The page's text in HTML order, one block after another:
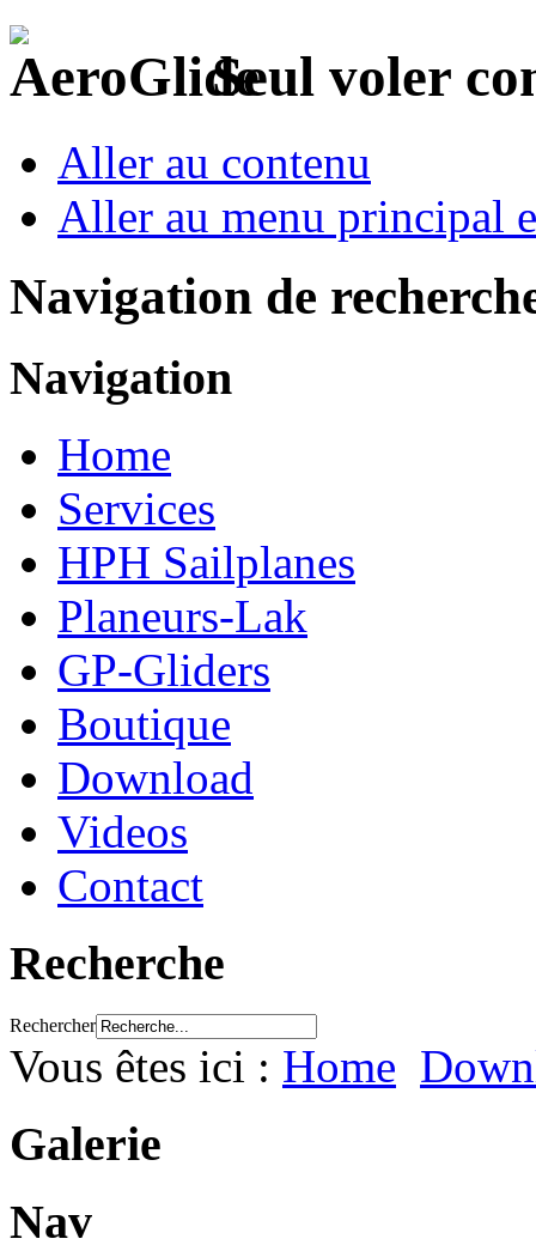
Seul voler
Aller au contenu
Aller au menu principal
Navigation de
Navigation
Home
Services
HPH Sailplanes
Planeurs-Lak
GP-Gliders
Boutique
Download
Videos
Contact
Recherche
Rechercher
Vous êtes ici : Home
Galerie
Nav